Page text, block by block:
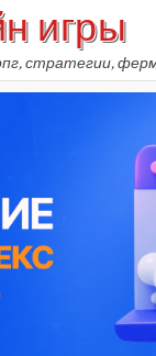
игры
стратегии,